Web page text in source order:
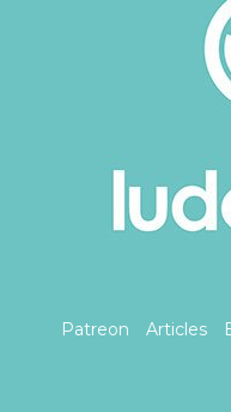
Patreon Articles